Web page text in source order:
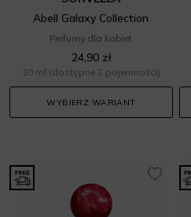
Abell Galaxy Collection
Perfumy dla kobiet
24,90 zł
10 ml (dostępne 2 pojemności)
WYBIERZ WARIANT